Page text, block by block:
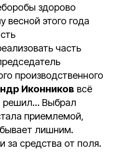
здорово
весной этого года
часть
производственного
Иконников всё
решил… Выбрал
приемлемой,
лишним.
за средства от поля.